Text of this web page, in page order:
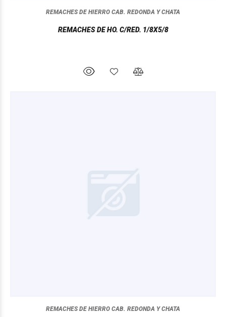
REMACHES DE HIERRO CAB. REDONDA Y CHATA
REMACHES DE HO. C/RED. 1/8X5/8
REMACHES DE HIERRO CAB. REDONDA Y CHATA